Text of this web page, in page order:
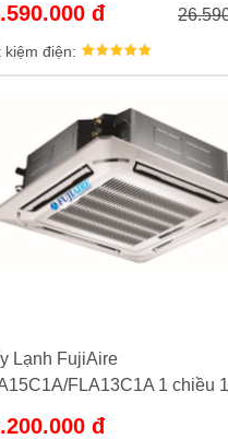
đ
kiệm điện:
Lạnh FujiAire
FLA13C1A 1 chiều
đ